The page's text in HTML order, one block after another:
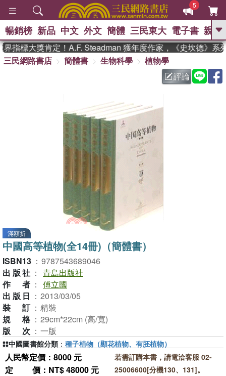
5
GO
熱搜： 東野圭吾 、 高希均教授回憶錄
父親節 、 如果歷
暑期推薦 、 國際布克
登輝時代 、 數學女孩：黎曼猜想
偉大的迷走神經
暢銷榜 新品 中文 外文 簡體 三民東大 電子書 親子
指標大獎肯定！A.F. Steadman 獲年度作家，《史坎德》系列
三民網路書店
簡體書 生物科學
植物學
評論
滿額折
中國高等植物(全14冊)（簡體書）
ISBN13 ： 9787543689046
出版社 ： 青島出版社
作者 ： 傅立國
出版日 ： 2013/03/05
裝訂 ： 精裝
規格 ： 29cm*22cm (高/寬)
版次 ： 一版
人民幣定價：8000 元
定價 ：NT$ 48000 元
若需訂購本書，請電洽客服 02-
25006600[分機130、131]。
中國圖書館分類 ： 種子植物（顯花植物、有胚植物）